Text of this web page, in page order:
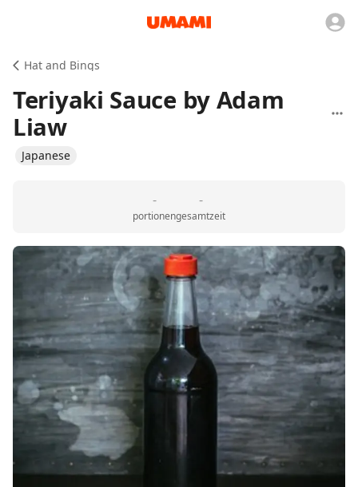
Hat and Bings
Teriyaki Sauce by Adam
Liaw
Japanese
-
portionen
-
gesamtzeit